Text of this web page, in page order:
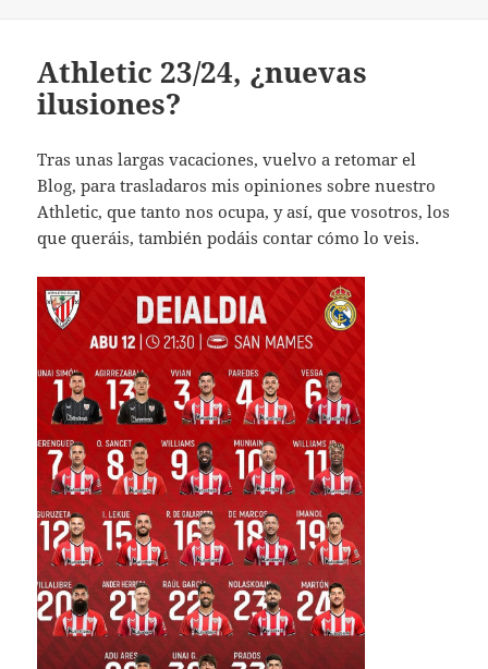
Athletic 23/24, ¿nuevas
ilusiones?
Tras unas largas vacaciones, vuelvo a retomar el
Blog, para trasladaros mis opiniones sobre nuestro
Athletic, que tanto nos ocupa, y así, que vosotros, los
que queráis, también podáis contar cómo lo veis.